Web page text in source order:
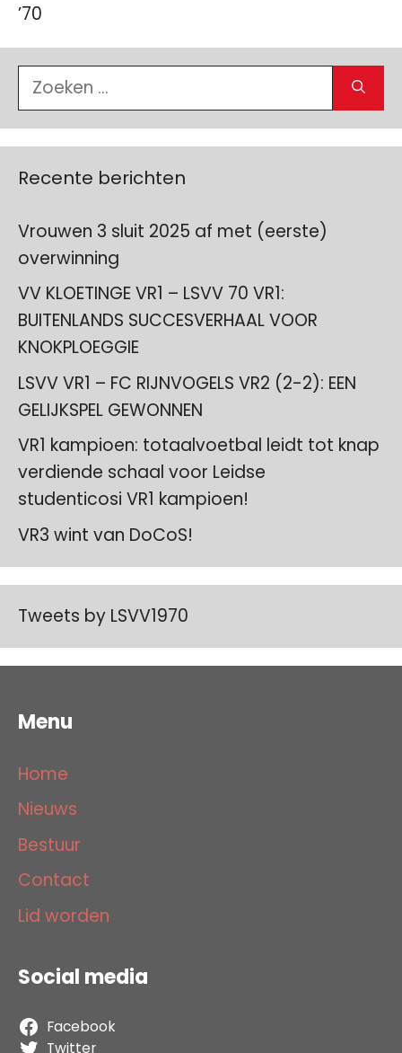
’70
Zoek
naar:
Recente berichten
Vrouwen 3 sluit 2025 af met (eerste)
overwinning
VV KLOETINGE VR1 – LSVV 70 VR1:
BUITENLANDS SUCCESVERHAAL VOOR
KNOKPLOEGGIE
LSVV VR1 – FC RIJNVOGELS VR2 (2-2): EEN
GELIJKSPEL GEWONNEN
VR1 kampioen: totaalvoetbal leidt tot knap
verdiende schaal voor Leidse
studenticosi VR1 kampioen!
VR3 wint van DoCoS!
Tweets by LSVV1970
Menu
Home
Nieuws
Bestuur
Contact
Lid worden
Social media
Facebook
Twitter